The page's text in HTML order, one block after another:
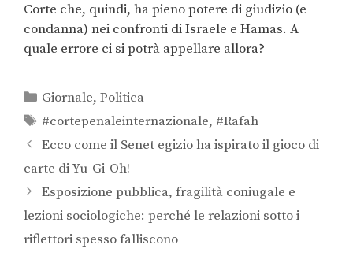
Corte che, quindi, ha pieno potere di giudizio (e
condanna) nei confronti di Israele e Hamas. A
quale errore ci si potrà appellare allora?
Giornale,Politica
#cortepenaleinternazionale, #Rafah
Ecco come il Senet egizio ha ispirato il gioco di
carte di Yu-Gi-Oh!
Esposizione pubblica, fragilità coniugale e
lezioni sociologiche: perché le relazioni sotto i
riflettori spesso falliscono